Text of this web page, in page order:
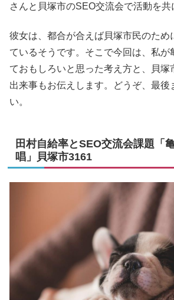
さんと貝塚市のSEO交流会で活動を共
彼女は、都合が合えば貝塚市民のため
ているそうです。そこで今回は、私が
ておもしろいと思った考え方と、貝塚
出来事もお伝えします。どうぞ、最後
い。
田村自給率とSEO交流会課題「
唱」貝塚市3161